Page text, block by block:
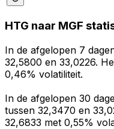
HTG naar MGF
In de afgelopen 7
32,5800 en 33,0226.
0,46% volatiliteit.
In de afgelopen 30
tussen 32,3470 en
32,6833 met 0,55%